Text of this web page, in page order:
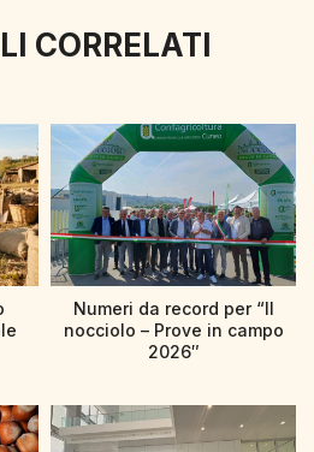
CORRELATI
Numeri da record per “Il
nocciolo – Prove in campo
2026″